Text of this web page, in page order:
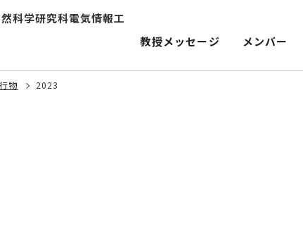
科学研究科電気情報工
教授メッセージ メンバー
物 2023